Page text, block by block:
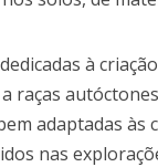
à
raças
adaptadas às
nas